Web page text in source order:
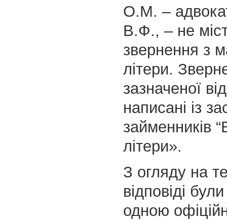
О.М. –
В.Ф., – не
звернення з
літери.
зазначеної
написані із
займенників
літери».
З огляду на
відповіді
одною